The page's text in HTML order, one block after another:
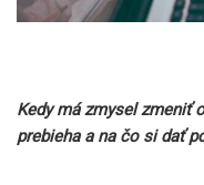
Kedy má zmysel zmeniť
prebieha a na čo si dať